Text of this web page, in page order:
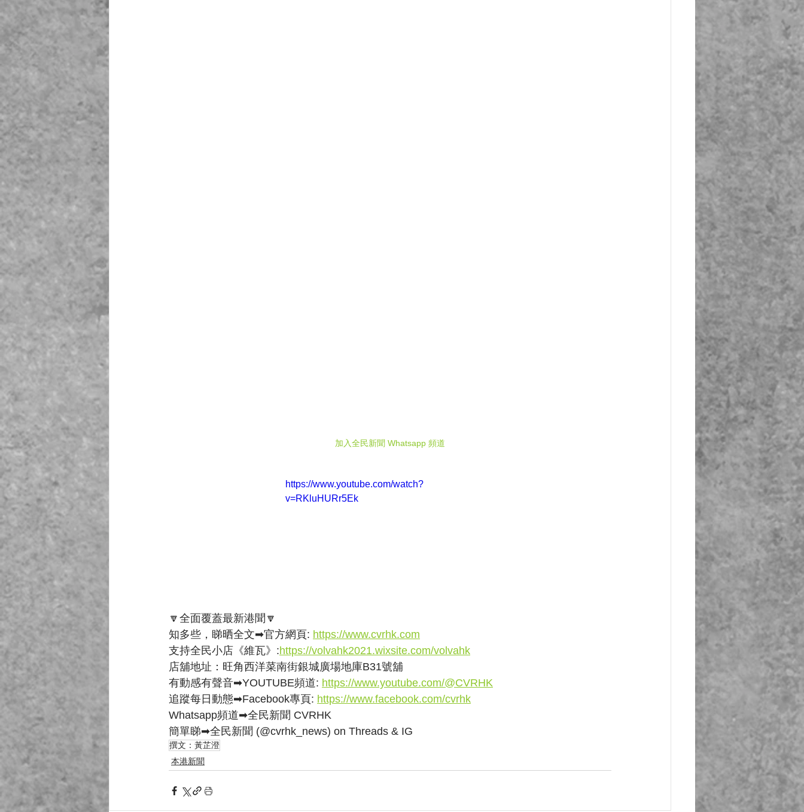
加入全民新聞 Whatsapp 頻道
https://www.youtube.com/watch?
v=RKluHURr5Ek
🔽全面覆蓋最新港聞🔽
知多些，睇晒全文➡官方網頁: https://www.cvrhk.com
支持全民小店《維瓦》:https://volvahk2021.wixsite.com/volvahk
店舖地址：旺角西洋菜南街銀城廣場地庫B31號舖
有動感有聲音➡YOUTUBE頻道: https://www.youtube.com/@CVRHK
追蹤每日動態➡Facebook專頁: https://www.facebook.com/cvrhk
Whatsapp頻道➡全民新聞 CVRHK
簡單睇➡全民新聞 (@cvrhk_news) on Threads & IG
撰文：黃芷澄
本港新聞